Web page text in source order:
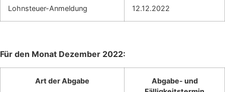
Lohnsteuer-Anmeldung 12.12.2022
Für den Monat Dezember 2022:
Art der Abgabe
Abgabe- und